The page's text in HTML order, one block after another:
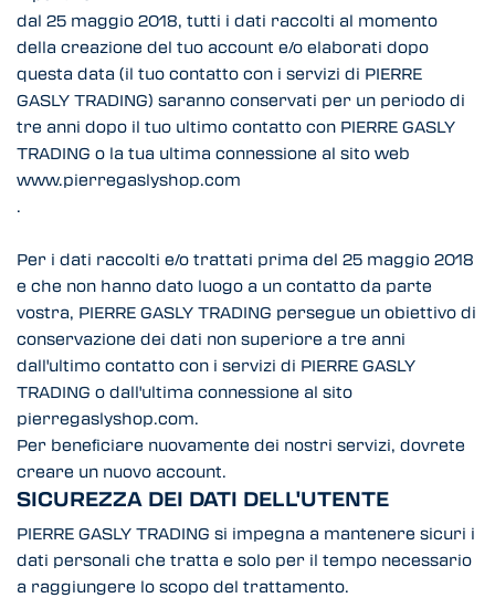
dal 25 maggio 2018, tutti i dati raccolti al momento
della creazione del tuo account e/o elaborati dopo
questa data (il tuo contatto con i servizi di PIERRE
GASLY TRADING) saranno conservati per un periodo di
tre anni dopo il tuo ultimo contatto con PIERRE GASLY
TRADING o la tua ultima connessione al sito web
www.pierregaslyshop.com
.
Per i dati raccolti e/o trattati prima del 25 maggio 2018
e che non hanno dato luogo a un contatto da parte
vostra, PIERRE GASLY TRADING persegue un obiettivo di
conservazione dei dati non superiore a tre anni
dall'ultimo contatto con i servizi di PIERRE GASLY
TRADING o dall'ultima connessione al sito
pierregaslyshop.com.
Per beneficiare nuovamente dei nostri servizi, dovrete
creare un nuovo account.
SICUREZZA DEI DATI DELL'UTENTE
PIERRE GASLY TRADING si impegna a mantenere sicuri i
dati personali che tratta e solo per il tempo necessario
a raggiungere lo scopo del trattamento.